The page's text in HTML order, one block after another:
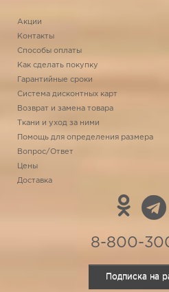
Акции
Контакты
Способы оплаты
Как сделать покупку
Гарантийные сроки
Система дисконтных карт
Возврат и замена товара
Ткани и уход за ними
Помощь для определения размера
Вопрос/Ответ
Цены
Доставка
8-800-
Подписка на